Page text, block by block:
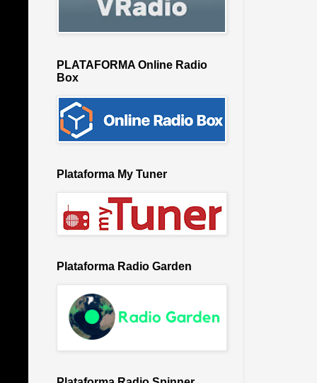
PLATAFORMA Online Radio
Box
Plataforma My Tuner
Plataforma Radio Garden